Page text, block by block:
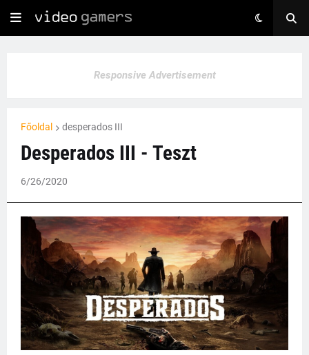
Responsive Advertisement
Főoldal desperados III
Desperados III - Teszt
6/26/2020